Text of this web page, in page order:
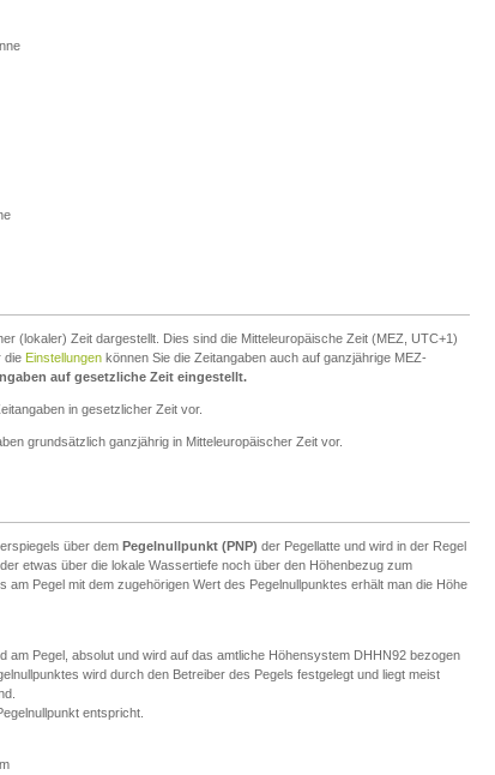
(lokaler) Zeit dargestellt. Dies sind die Mitteleuropäische Zeit (MEZ, UTC+1)
die Einstellungen können Sie die Zeitangaben auch auf ganzjährige MEZ-
auf gesetzliche Zeit eingestellt.
in gesetzlicher Zeit vor.
grundsätzlich ganzjährig in Mitteleuropäischer Zeit vor.
über dem Pegelnullpunkt (PNP) der Pegellatte und wird in der Regel
etwas über die lokale Wassertiefe noch über den Höhenbezug zum
Pegel mit dem zugehörigen Wert des Pegelnullpunktes erhält man die Höhe
Pegel, absolut und wird auf das amtliche Höhensystem DHHN92 bezogen
wird durch den Betreiber des Pegels festgelegt und liegt meist
entspricht.
m